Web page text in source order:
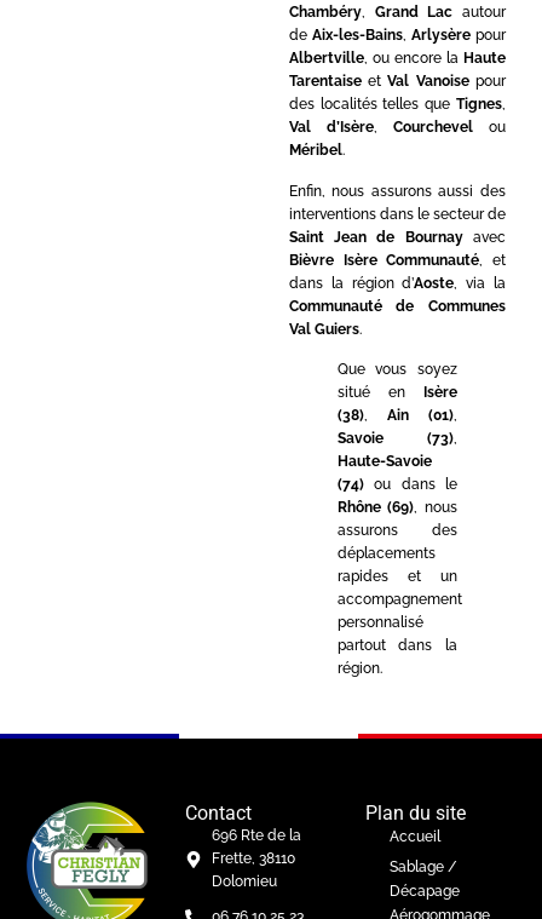
Chambéry, Grand Lac autour
de Aix-les-Bains, Arlysèrepour
Albertville, ou encore la Haute
TarentaiseetVal Vanoisepour
des localités telles que Tignes,
Val d’Isère, Courchevelou
Méribel.
Enfin, nous assurons aussi des
interventions dans le secteur de
Saint Jean de Bournayavec
Bièvre Isère Communauté , et
dans la région d’Aoste , via la
Communauté de Communes
Val Guiers.
Que vous soyez
situé en
Isère
(38), Ain (01),
Savoie (73),
Haute-Savoie
(74)ou dans le
Rhône (69), nous
assurons des
déplacements
rapides et un
accompagnement
personnalisé
partout dans la
région.
Contact
696 Rte de la
Frette, 38110
Dolomieu
Plan du site
Accueil
Sablage /
Décapage